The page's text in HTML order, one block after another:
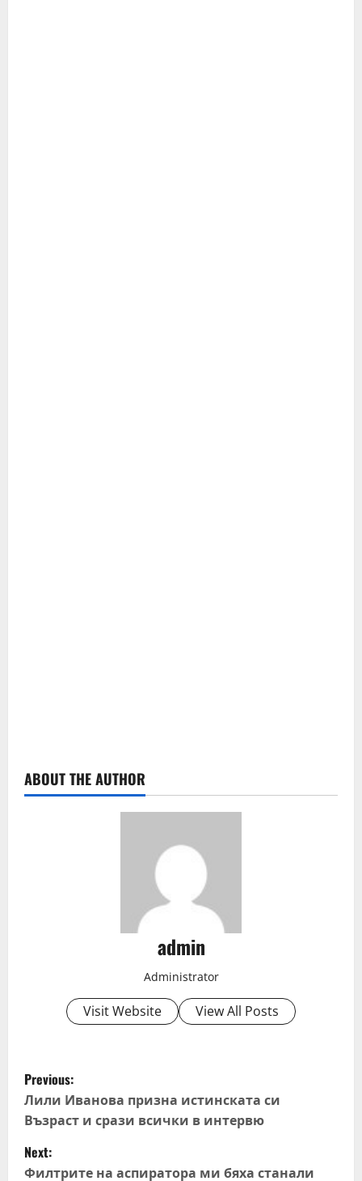
ABOUT THE AUTHOR
admin
Administrator
Visit Website View All Posts
P
o
s
Previous:
Лили Иванова призна истинската си
Възраст и срази всички в интервю
Next:
Филтрите на аспиратора ми бяха станали